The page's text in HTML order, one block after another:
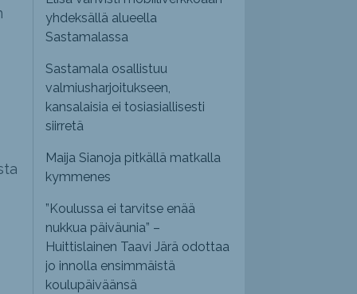
yhdeksällä alueella
Sastamalassa
Sastamala osallistuu
valmiusharjoitukseen,
kansalaisia ei tosiasiallisesti
siirretä
Maija Sianoja pitkällä matkalla
kymmenes
”Koulussa ei tarvitse enää
nukkua päiväunia” –
Huittislainen Taavi Järä odottaa
jo innolla ensimmäistä
koulupäiväänsä